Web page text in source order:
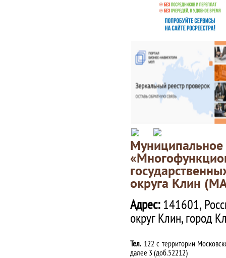
округа Клин
Адрес:141601,
округ Клин, город
Тел. 122 с территории
далее 3 (доб.52212)